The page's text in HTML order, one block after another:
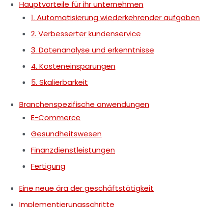
Hauptvorteile für ihr unternehmen
1. Automatisierung wiederkehrender aufgaben
2. Verbesserter kundenservice
3. Datenanalyse und erkenntnisse
4. Kosteneinsparungen
5. Skalierbarkeit
Branchenspezifische anwendungen
E-Commerce
Gesundheitswesen
Finanzdienstleistungen
Fertigung
Eine neue ära der geschäftstätigkeit
Implementierungsschritte